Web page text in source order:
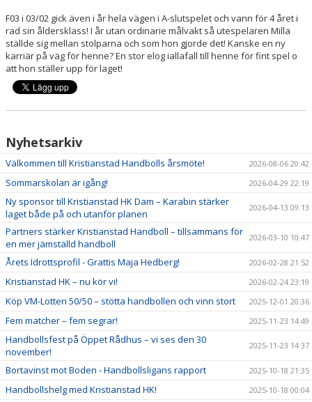
F03 i 03/02 gick även i år hela vägen i A-slutspelet och vann för 4 året i
rad sin åldersklass! I år utan ordinarie målvakt så utespelaren Milla
ställde sig mellan stolparna och som hon gjorde det! Kanske en ny
karriär på väg för henne? En stor elog iallafall till henne för fint spel o
att hon ställer upp för laget!
Nyhetsarkiv
Välkommen till Kristianstad Handbolls årsmöte! 2026-08-06 20:42
Sommarskolan är igång! 2026-04-29 22:19
Ny sponsor till Kristianstad HK Dam – Karabin stärker
laget både på och utanför planen
2026-04-13 09:13
Partners stärker Kristianstad Handboll – tillsammans för
en mer jämställd handboll
2026-03-10 10:47
Årets Idrottsprofil - Grattis Maja Hedberg! 2026-02-28 21:52
Kristianstad HK – nu kör vi! 2026-02-24 23:19
Köp VM-Lotten 50/50 – stötta handbollen och vinn stort 2025-12-01 20:36
Fem matcher – fem segrar! 2025-11-23 14:49
Handbollsfest på Öppet Rådhus – vi ses den 30
november!
2025-11-23 14:37
Bortavinst mot Boden - Handbollsligans rapport 2025-10-18 21:35
Handbollshelg med Kristianstad HK! 2025-10-18 00:04